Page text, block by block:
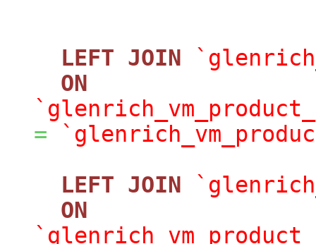
LEFT JOIN
ON
=
LEFT JOIN
ON